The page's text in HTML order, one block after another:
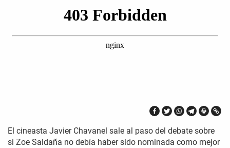
El cineasta Javier Chavanel sale al paso del debate sobre
si Zoe Saldaña no debía haber sido nominada como mejor